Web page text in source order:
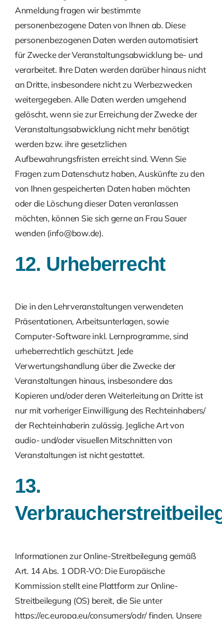
Anmeldung fragen wir bestimmte
personenbezogene Daten von Ihnen ab. Diese
personenbezogenen Daten werden automatisiert
für Zwecke der Veranstaltungsabwicklung be- und
verarbeitet. Ihre Daten werden darüber hinaus nicht
an Dritte, insbesondere nicht zu Werbezwecken
weitergegeben. Alle Daten werden umgehend
gelöscht, wenn sie zur Erreichung der Zwecke der
Veranstaltungsabwicklung nicht mehr benötigt
werden bzw. ihre gesetzlichen
Aufbewahrungsfristen erreicht sind. Wenn Sie
Fragen zum Datenschutz haben, Auskünfte zu den
von Ihnen gespeicherten Daten haben möchten
oder die Löschung dieser Daten veranlassen
möchten, können Sie sich gerne an Frau Sauer
wenden (info@bow.de).
12. Urheberrecht
Die in den Lehrveranstaltungen verwendeten
Präsentationen, Arbeitsunterlagen, sowie
Computer-Software inkl. Lernprogramme, sind
urheberrechtlich ge­schützt. Jede
Verwertungshandlung über die Zwecke der
Veranstaltungen hinaus, insbesondere das
Kopieren und/oder deren Weiterleitung an Dritte ist
nur mit vorheriger Einwilligung des Rechteinhabers/
der Rechteinhaberin zulässig. Jegliche Art von
audio- und/oder visuellen Mitschnitten von
Veranstaltungen ist nicht gestattet.
13.
Informationen zur Online-Streitbeilegung gemäß
Art. 14 Abs. 1 ODR-VO: Die Europäische
Kommission stellt eine Plattform zur Online-
Streitbeilegung (OS) bereit, die Sie unter
https://ec.europa.eu/consumers/odr/ finden. Unsere